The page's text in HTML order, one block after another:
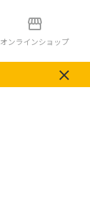
オンラインショップ